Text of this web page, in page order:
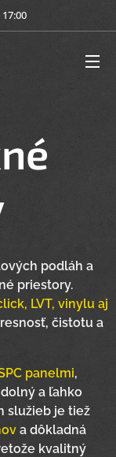
17:00
podláh a
priestory.
LVT, vinylu aj
čistotu a
panelmi,
a ľahko
služieb je tiež
a dôkladná
kvalitný